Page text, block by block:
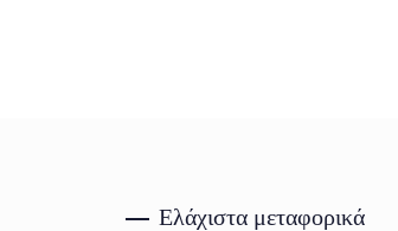
Ελάχιστα μεταφορικά